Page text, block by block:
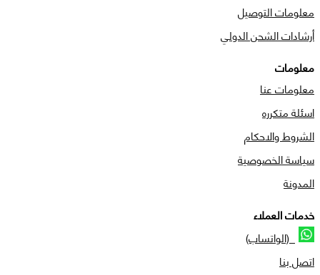
معلومات التوصيل
أرشادات الشحن الدولي
معلومات
معلومات عنا
اسئلة متكرره
الشروط والاحكام
سياسة الخصوصية
المدونة
خدمات العملاء
(الواتساب)
اتصل بنا